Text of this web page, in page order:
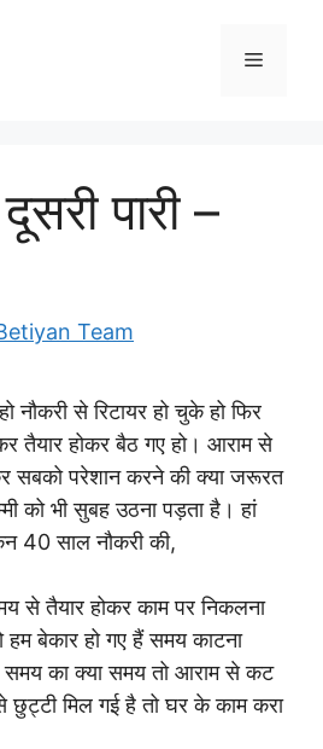
Menu
पारी –
Team
नौकरी से रिटायर हो चुके हो फिर
तैयार होकर बैठ गए हो। आराम से
सबको परेशान करने की क्या जरूरत
को भी सुबह उठना पड़ता है। हां
40 साल नौकरी की,
से तैयार होकर काम पर निकलना
हम बेकार हो गए हैं समय काटना
का क्या समय तो आराम से कट
छुट्टी मिल गई है तो घर के काम करा